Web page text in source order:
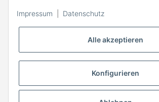
Alle akzeptieren
Konfigurieren
Impressum Datenschutz